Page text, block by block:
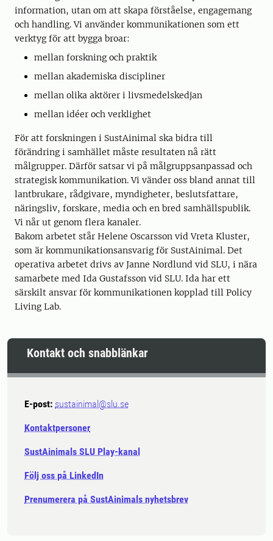
information, utan om att skapa förståelse, engagemang
och handling. Vi använder kommunikationen som ett
verktyg för att bygga broar:
mellan forskning och praktik
mellan akademiska discipliner
mellan olika aktörer i livsmedelskedjan
mellan idéer och verklighet
För att forskningen i SustAinimal ska bidra till
förändring i samhället måste resultaten nå rätt
målgrupper. Därför satsar vi på målgruppsanpassad och
strategisk kommunikation. Vi vänder oss bland annat till
lantbrukare, rådgivare, myndigheter, beslutsfattare,
näringsliv, forskare, media och en bred samhällspublik.
Vi når ut genom flera kanaler.
Bakom arbetet står Helene Oscarsson vid Vreta Kluster,
som är kommunikationsansvarig för SustAinimal. Det
operativa arbetet drivs av Janne Nordlund vid SLU, i nära
samarbete med Ida Gustafsson vid SLU. Ida har ett
särskilt ansvar för kommunikationen kopplad till Policy
Living Lab.
Kontakt och snabblänkar
E-post: sustainimal@slu.se
Kontaktpersoner
SustAinimals SLU Play-kanal
Följ oss på LinkedIn
Prenumerera på SustAinimals nyhetsbrev